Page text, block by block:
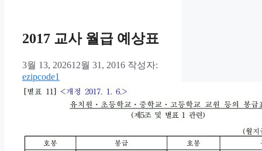
2017 교사 월급 예상표
3월 13, 202612월 31, 2016 작성자:
ezipcode1